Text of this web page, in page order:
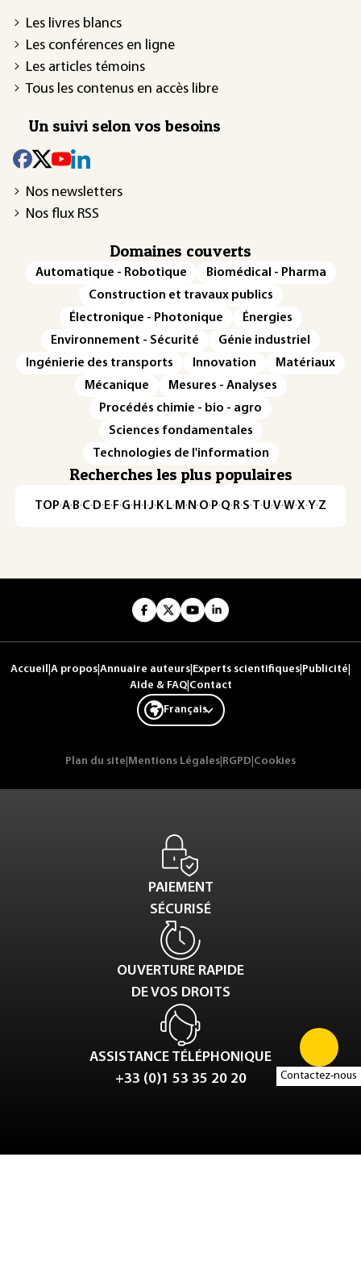
Contactez-nous
Les livres blancs
Les conférences en ligne
Les articles témoins
Tous les contenus en accès libre
Un suivi selon vos besoins
Nos newsletters
Nos flux RSS
Domaines couverts
Automatique - Robotique
Biomédical - Pharma
Construction et travaux publics
Électronique - Photonique
Énergies
Environnement - Sécurité
Génie industriel
Ingénierie des transports
Innovation
Matériaux
Mécanique
Mesures - Analyses
Procédés chimie - bio - agro
Sciences fondamentales
Technologies de l'information
Recherches les plus populaires
TOP·A·B·C· D· E· F·G· H · ·J· K· L· M · N ·O· P·Q· R·S·T·U·V·W·X·Y·Z
Accueil A propos Annuaire auteurs Experts scientifiques Publicité
Aide & FAQ| Contact
Français
Plan du site Mentions Légales RGPD Cookies
PAIEMENT
SÉCURISÉ
OUVERTURE RAPIDE
DE VOS DROITS
ASSISTANCE TÉLÉPHONIQUE
+33 (0)1 53 35 20 20